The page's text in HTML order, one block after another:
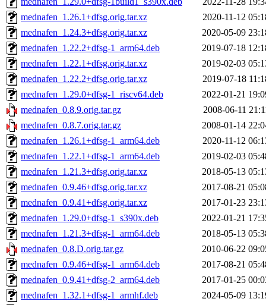
mednafen_1.26.1+dfsg.orig.tar.xz
2020-11-12
mednafen_1.24.3+dfsg.orig.tar.xz
2020-05-09
mednafen_1.22.2+dfsg-1_arm64.deb
2019-07-18
mednafen_1.22.1+dfsg.orig.tar.xz
2019-02-03
mednafen_1.22.2+dfsg.orig.tar.xz
2019-07-18
mednafen_1.29.0+dfsg-1_riscv64.deb
2022-01-21
mednafen_0.8.9.orig.tar.gz
2008-06-11
mednafen_0.8.7.orig.tar.gz
2008-01-14
mednafen_1.26.1+dfsg-1_arm64.deb
2020-11-12
mednafen_1.22.1+dfsg-1_arm64.deb
2019-02-03
mednafen_1.21.3+dfsg.orig.tar.xz
2018-05-13
mednafen_0.9.46+dfsg.orig.tar.xz
2017-08-21
mednafen_0.9.41+dfsg.orig.tar.xz
2017-01-23
mednafen_1.29.0+dfsg-1_s390x.deb
2022-01-21
mednafen_1.21.3+dfsg-1_arm64.deb
2018-05-13
mednafen_0.8.D.orig.tar.gz
2010-06-22
mednafen_0.9.46+dfsg-1_arm64.deb
2017-08-21
mednafen_0.9.41+dfsg-2_arm64.deb
2017-01-25
mednafen_1.32.1+dfsg-1_armhf.deb
2024-05-09